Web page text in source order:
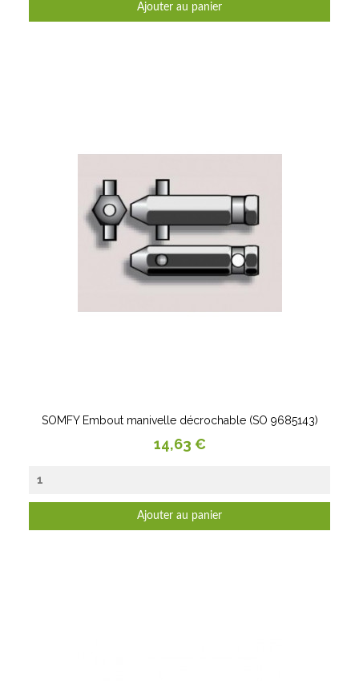
Ajouter au panier
SOMFY Embout manivelle décrochable (SO 9685143)
Prix
14,63 €
Ajouter au panier